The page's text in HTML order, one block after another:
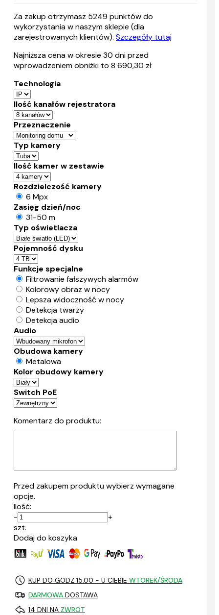
Za zakup otrzymasz 5249 punktów do
wykorzystania w naszym sklepie (dla
zarejestrowanych klientów). Szczegóły tutaj
Najniższa cena w okresie 30 dni przed
wprowadzeniem obniżki to 8 690,30 zł
Technologia
Ilość kanałów rejestratora
Przeznaczenie
Typ kamery
Ilość kamer w zestawie
Rozdzielczość kamery
6 Mpx
Zasięg dzień/noc
31-50 m
Typ oświetlacza
Pojemność dysku
Funkcje specjalne
Filtrowanie fałszywych alarmów
Kolorowy obraz w nocy
Lepsza widoczność w nocy
Detekcja twarzy
Detekcja audio
Audio
Obudowa kamery
Metalowa
Kolor obudowy kamery
Switch PoE
Komentarz do produktu:
Przed zakupem produktu wybierz wymagane
opcje.
Ilość:
-
+
szt.
Dodaj do koszyka
KUP DO GODZ 15.00 - U CIEBIE WTOREK/ŚRODA
DARMOWA DOSTAWA
14 DNI NA ZWROT